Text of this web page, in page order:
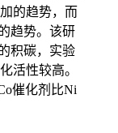
的趋势，而
趋势。该研
积碳，实验
活性较高。
催化剂比Ni